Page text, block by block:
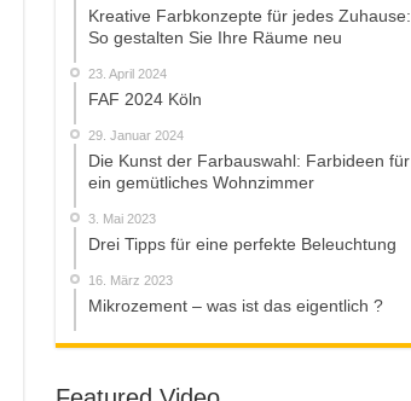
Kreative Farbkonzepte für jedes Zuhause:
So gestalten Sie Ihre Räume neu
23. April 2024
FAF 2024 Köln
29. Januar 2024
Die Kunst der Farbauswahl: Farbideen für
ein gemütliches Wohnzimmer
3. Mai 2023
Drei Tipps für eine perfekte Beleuchtung
16. März 2023
Mikrozement – was ist das eigentlich ?